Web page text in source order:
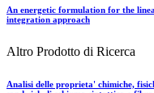
An energetic formulation for the
integration approach
Altro Prodotto di Ricerca
Analisi delle proprieta' chimiche,